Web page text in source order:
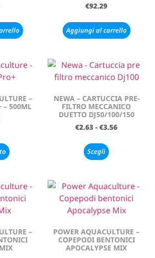
€92.29
Aggiungi al carrello
–
– 500ML
NEWA – CARTUCCIA PRE-
FILTRO MECCANICO
DUETTO DJ50/100/150
€2.63 - €3.56
Scegli
–
POWER AQUACULTURE –
COPEPODI BENTONICI
APOCALYPSE MIX